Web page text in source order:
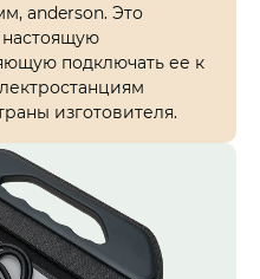
anderson. Это
настоящую
подключать ее к
изготовителя.